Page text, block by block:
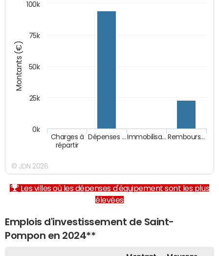
Montants (€)
Charges à
répartir
Dépenses … Immobilisa… Rembours…
0k
25k
50k
75k
100k
© JDN 2026
Les villes où les dépenses d'équipement sont les plus
élevées
Emplois d'investissement de Saint-
Pompon en 2024**